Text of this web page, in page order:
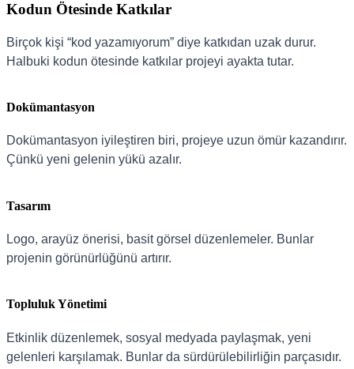
Kodun Ötesinde Katkılar
Birçok kişi “kod yazamıyorum” diye katkıdan uzak durur.
Halbuki kodun ötesinde katkılar projeyi ayakta tutar.
Dokümantasyon
Dokümantasyon iyileştiren biri, projeye uzun ömür kazandırır.
Çünkü yeni gelenin yükü azalır.
Tasarım
Logo, arayüz önerisi, basit görsel düzenlemeler. Bunlar
projenin görünürlüğünü artırır.
Topluluk Yönetimi
Etkinlik düzenlemek, sosyal medyada paylaşmak, yeni
gelenleri karşılamak. Bunlar da sürdürülebilirliğin parçasıdır.